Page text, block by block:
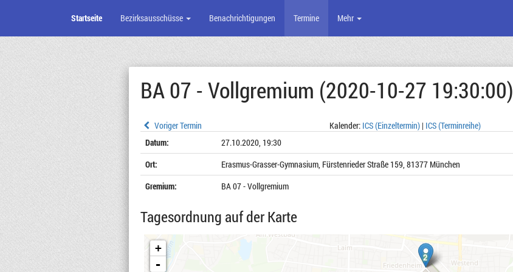
Zum
Seiteninhalt
Startseite Bezirksausschüsse Benachrichtigungen Termine Mehr
BA 07 - Vollgremium (2020-10-27 19:30:00)
Voriger Termin Kalender: ICS (Einzeltermin) | ICS (Terminreihe)
Datum:
27.10.2020, 19:30
Ort:
Erasmus-Grasser-Gymnasium, Fürstenrieder Straße 159, 81377 München
Gremium:
BA 07 - Vollgremium
Tagesordnung auf der Karte
2
2
+
-